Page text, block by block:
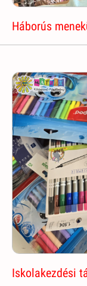
Háborús
Iskolakezdési